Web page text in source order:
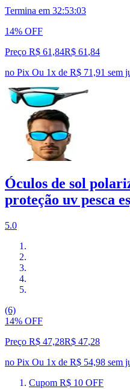
Termina em 32:53:02
14% OFF
Preço R$ 61,84R$ 61 ,84
no Pix Ou 1x de R$ 71,91 sem
Óculos de sol
proteção uv pesca
5.0
(6)
14% OFF
Preço R$ 47,28R$ 47,28
no Pix Ou 1x de R$ 54,98 sem
Cupom R$ 10 OFF